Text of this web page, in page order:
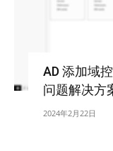
AD 添加域
问题解决方
2024年2月22日